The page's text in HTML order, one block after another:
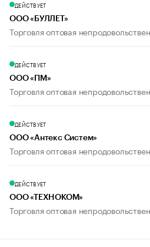
ДЕЙСТВУЕТ
ООО «БУЛЛЕТ»
Торговля оптовая
ДЕЙСТВУЕТ
ООО «ПМ»
Торговля оптовая
ДЕЙСТВУЕТ
ООО «Антекс Систем»
Торговля оптовая
ДЕЙСТВУЕТ
ООО «ТЕХНОКОМ»
Торговля оптовая